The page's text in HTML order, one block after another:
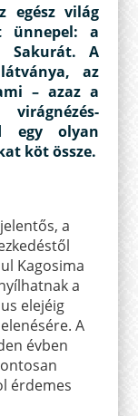
egész világ
ünnepel: a
Sakurát. A
az
– azaz a
egy olyan
köt össze.
a
Kagosima
a
elejéig
A
évben
érdemes